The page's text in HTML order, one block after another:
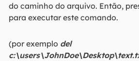
do caminho do arquivo. Então,
para executar este comando.
(por exemplo del